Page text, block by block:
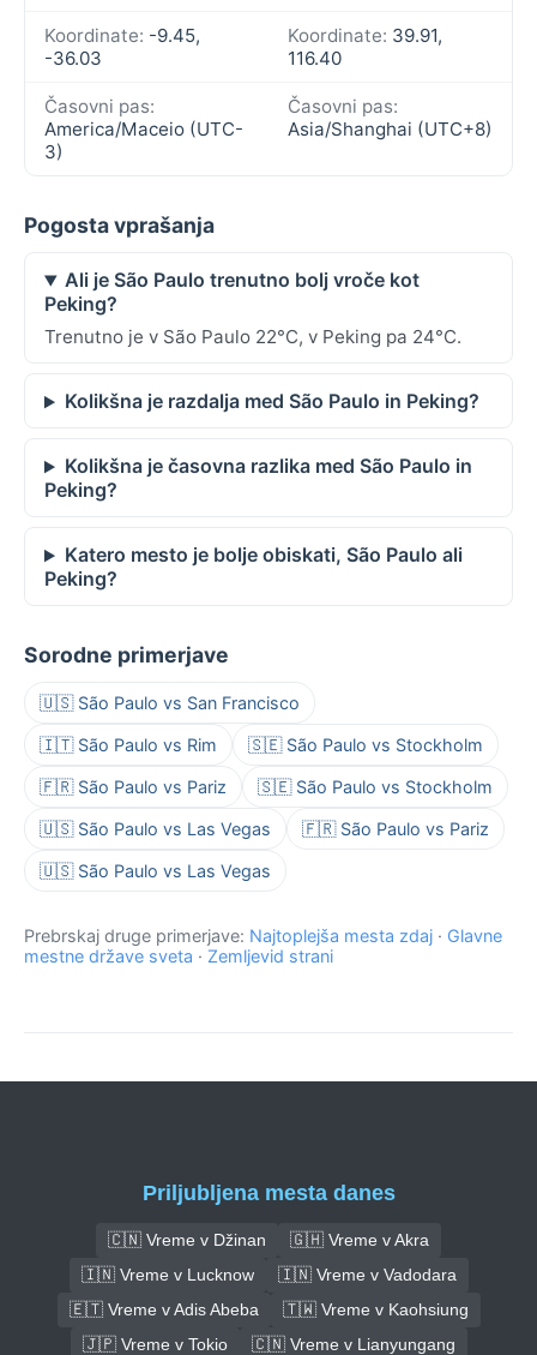
Koordinate: -9.45,
-36.03
Koordinate: 39.91,
116.40
Časovni pas:
America/Maceio (UTC-
3)
Časovni pas:
Asia/Shanghai (UTC+8)
Pogosta vprašanja
Ali je São Paulo trenutno bolj vroče kot
Peking?
Trenutno je v São Paulo 22°C, v Peking pa 24°C.
Kolikšna je razdalja med São Paulo in Peking?
Kolikšna je časovna razlika med São Paulo in
Peking?
Katero mesto je bolje obiskati, São Paulo ali
Peking?
Sorodne primerjave
🇺🇸 São Paulo vs San Francisco
🇮🇹 São Paulo vs Rim 🇸🇪 São Paulo vs Stockholm
🇫🇷 São Paulo vs Pariz 🇸🇪 São Paulo vs Stockholm
🇺🇸 São Paulo vs Las Vegas 🇫🇷 São Paulo vs Pariz
🇺🇸 São Paulo vs Las Vegas
Prebrskaj druge primerjave: Najtoplejša mesta zdaj · Glavne
mestne države sveta · Zemljevid strani
Priljubljena mesta danes
🇨🇳 Vreme v Džinan
🇬🇭 Vreme v Akra
🇮🇳 Vreme v Lucknow
🇮🇳 Vreme v Vadodara
🇪🇹 Vreme v Adis Abeba
🇹🇼 Vreme v Kaohsiung
🇯🇵 Vreme v Tokio
🇨🇳 Vreme v Lianyungang